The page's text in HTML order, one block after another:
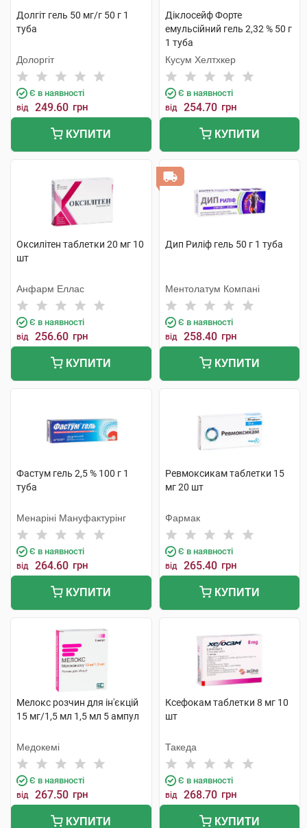
Долгіт гель 50 мг/г 50 г 1
туба
Долоргіт
Є в наявності
від 249.60 грн
КУПИТИ
Діклосейф Форте
емульсійний гель 2,32 % 50 г
1 туба
Кусум Хелтхкер
Є в наявності
від 254.70 грн
КУПИТИ
Оксилітен таблетки 20 мг 10
шт
Анфарм Еллас
Є в наявності
від 256.60 грн
КУПИТИ
Дип Риліф гель 50 г 1 туба
Ментолатум Компані
Є в наявності
від 258.40 грн
КУПИТИ
Фастум гель 2,5 % 100 г 1
туба
Менаріні Мануфактурінг
Є в наявності
від 264.60 грн
КУПИТИ
Ревмоксикам таблетки 15
мг 20 шт
Фармак
Є в наявності
від 265.40 грн
КУПИТИ
Мелокс розчин для ін'єкцій
15 мг/1,5 мл 1,5 мл 5 ампул
Медокемі
Є в наявності
від 267.50 грн
КУПИТИ
Ксефокам таблетки 8 мг 10
шт
Такеда
Є в наявності
від 268.70 грн
КУПИТИ